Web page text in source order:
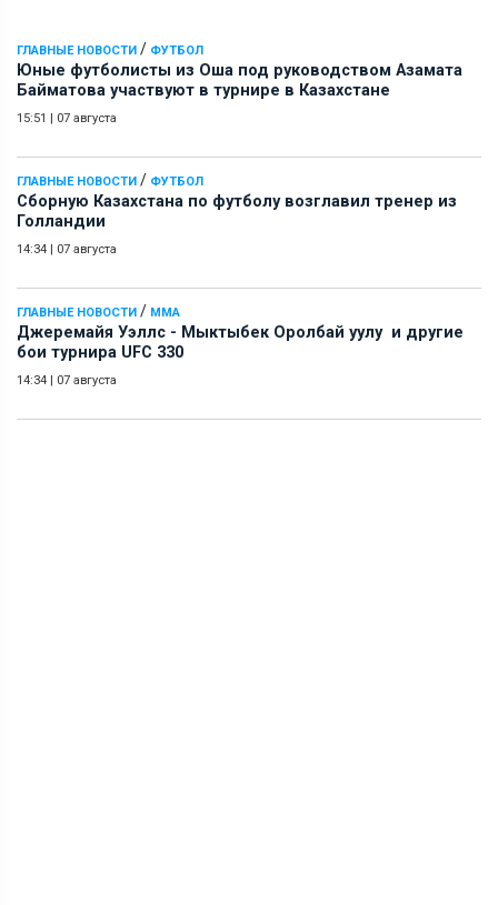
ГЛАВНЫЕ НОВОСТИ / ФУТБОЛ
Юные футболисты из Оша под руководством Азамата
Байматова участвуют в турнире в Казахстане
15:51 | 07 августа
ГЛАВНЫЕ НОВОСТИ / ФУТБОЛ
Сборную Казахстана по футболу возглавил тренер из
Голландии
14:34 | 07 августа
ГЛАВНЫЕ НОВОСТИ / ММА
Джеремайя Уэллс - Мыктыбек Оролбай уулу и другие
бои турнира UFC 330
14:34 | 07 августа